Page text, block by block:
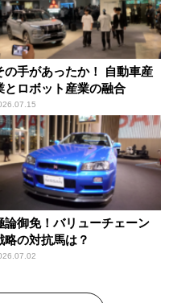
の手があったか！ 自動車産
とロボット産業の融合
論御免！バリューチェーン
略の対抗馬は？